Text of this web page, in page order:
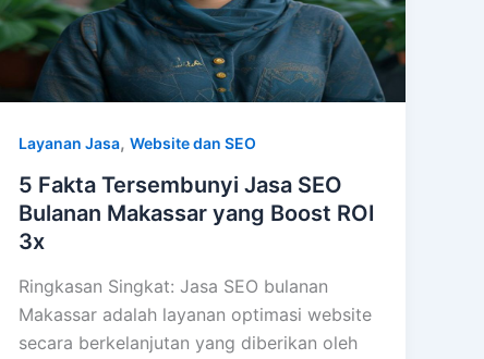
Layanan Jasa,Website dan SEO
5 Fakta Tersembunyi Jasa SEO
Bulanan Makassar yang Boost ROI
3x
Ringkasan Singkat: Jasa SEO bulanan
Makassar adalah layanan optimasi website
secara berkelanjutan yang diberikan oleh